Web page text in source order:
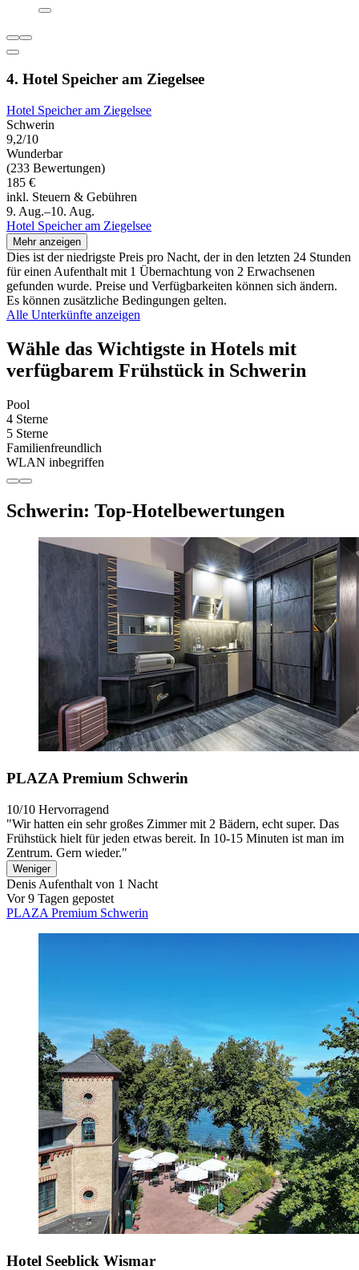
4. Hotel Speicher am Ziegelsee
Hotel Speicher am Ziegelsee
Schwerin
9,2/10
Wunderbar
(233 Bewertungen)
185 €
inkl. Steuern & Gebühren
9. Aug.–10. Aug.
Hotel Speicher am Ziegelsee
Mehr anzeigen
Dies ist der niedrigste Preis pro Nacht, der in den letzten 24 Stunden
für einen Aufenthalt mit 1 Übernachtung von 2 Erwachsenen
gefunden wurde. Preise und Verfügbarkeiten können sich ändern.
Es können zusätzliche Bedingungen gelten.
Alle Unterkünfte anzeigen
Wähle das Wichtigste in Hotels mit
verfügbarem Frühstück in Schwerin
Pool
4 Sterne
5 Sterne
Familienfreundlich
WLAN inbegriffen
Schwerin: Top-Hotelbewertungen
PLAZA Premium Schwerin
10/10 Hervorragend
"Wir hatten ein sehr großes Zimmer mit 2 Bädern, echt super. Das
Frühstück hielt für jeden etwas bereit. In 10-15 Minuten ist man im
Zentrum. Gern wieder."
Weniger
Denis Aufenthalt von 1 Nacht
Vor 9 Tagen gepostet
PLAZA Premium Schwerin
Hotel Seeblick Wismar